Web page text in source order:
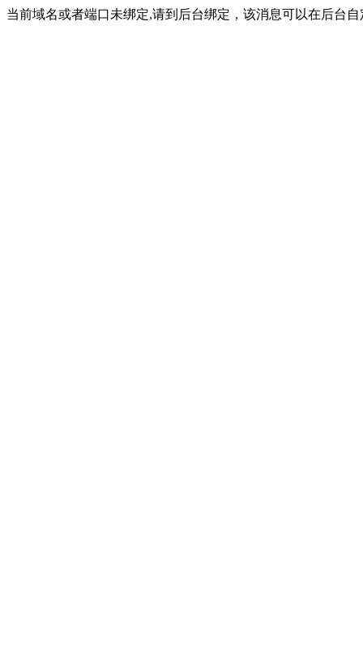
当前域名或者端口未绑定,请到后台绑定，该消息可以在后台自